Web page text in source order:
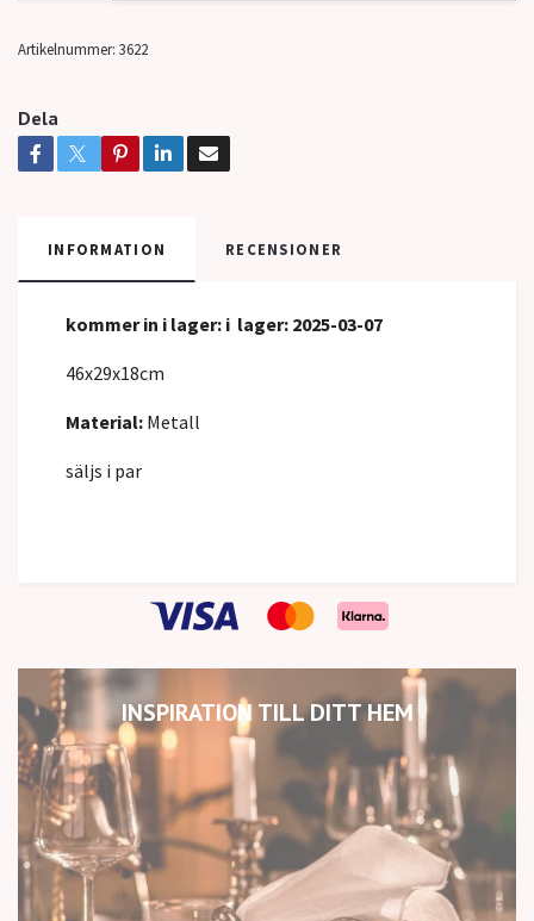
INSPIRATION TILL DITT HEM
Artikelnummer: 3622
Dela
INFORMATION RECENSIONER
kommer in i lager: i lager: 2025-03-07
46x29x18cm
Material: Metall
säljs i par